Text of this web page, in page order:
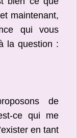
maintenant,
qui vous
la question :
de
ce qui me
en tant